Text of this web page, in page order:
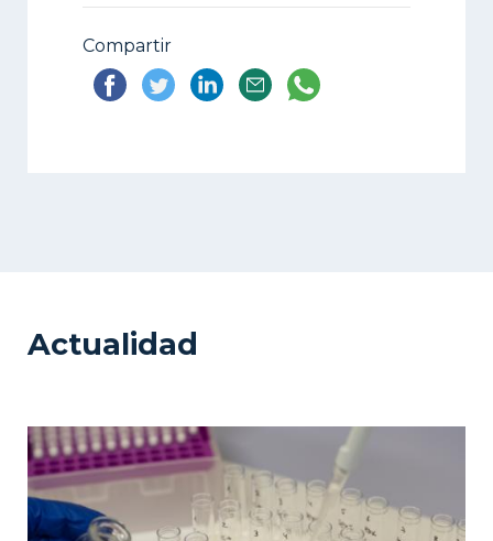
Compartir
Actualidad